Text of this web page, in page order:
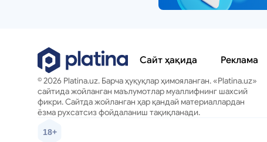
Сайт ҳақида Реклама
© 2026 Platina.uz. Барча ҳуқуқлар ҳимояланган. «Platina.uz»
сайтида жойланган маълумотлар муаллифнинг шахсий
фикри. Сайтда жойланган ҳар қандай материаллардан
ёзма рухсатсиз фойдаланиш тақиқланади.
18+